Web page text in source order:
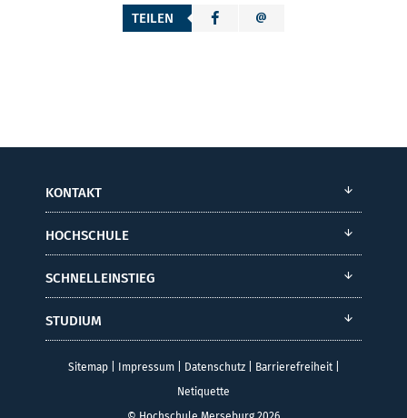
TEILEN
KONTAKT
HOCHSCHULE
SCHNELLEINSTIEG
STUDIUM
Sitemap| Impressum| Datenschutz| Barrierefreiheit|
Netiquette